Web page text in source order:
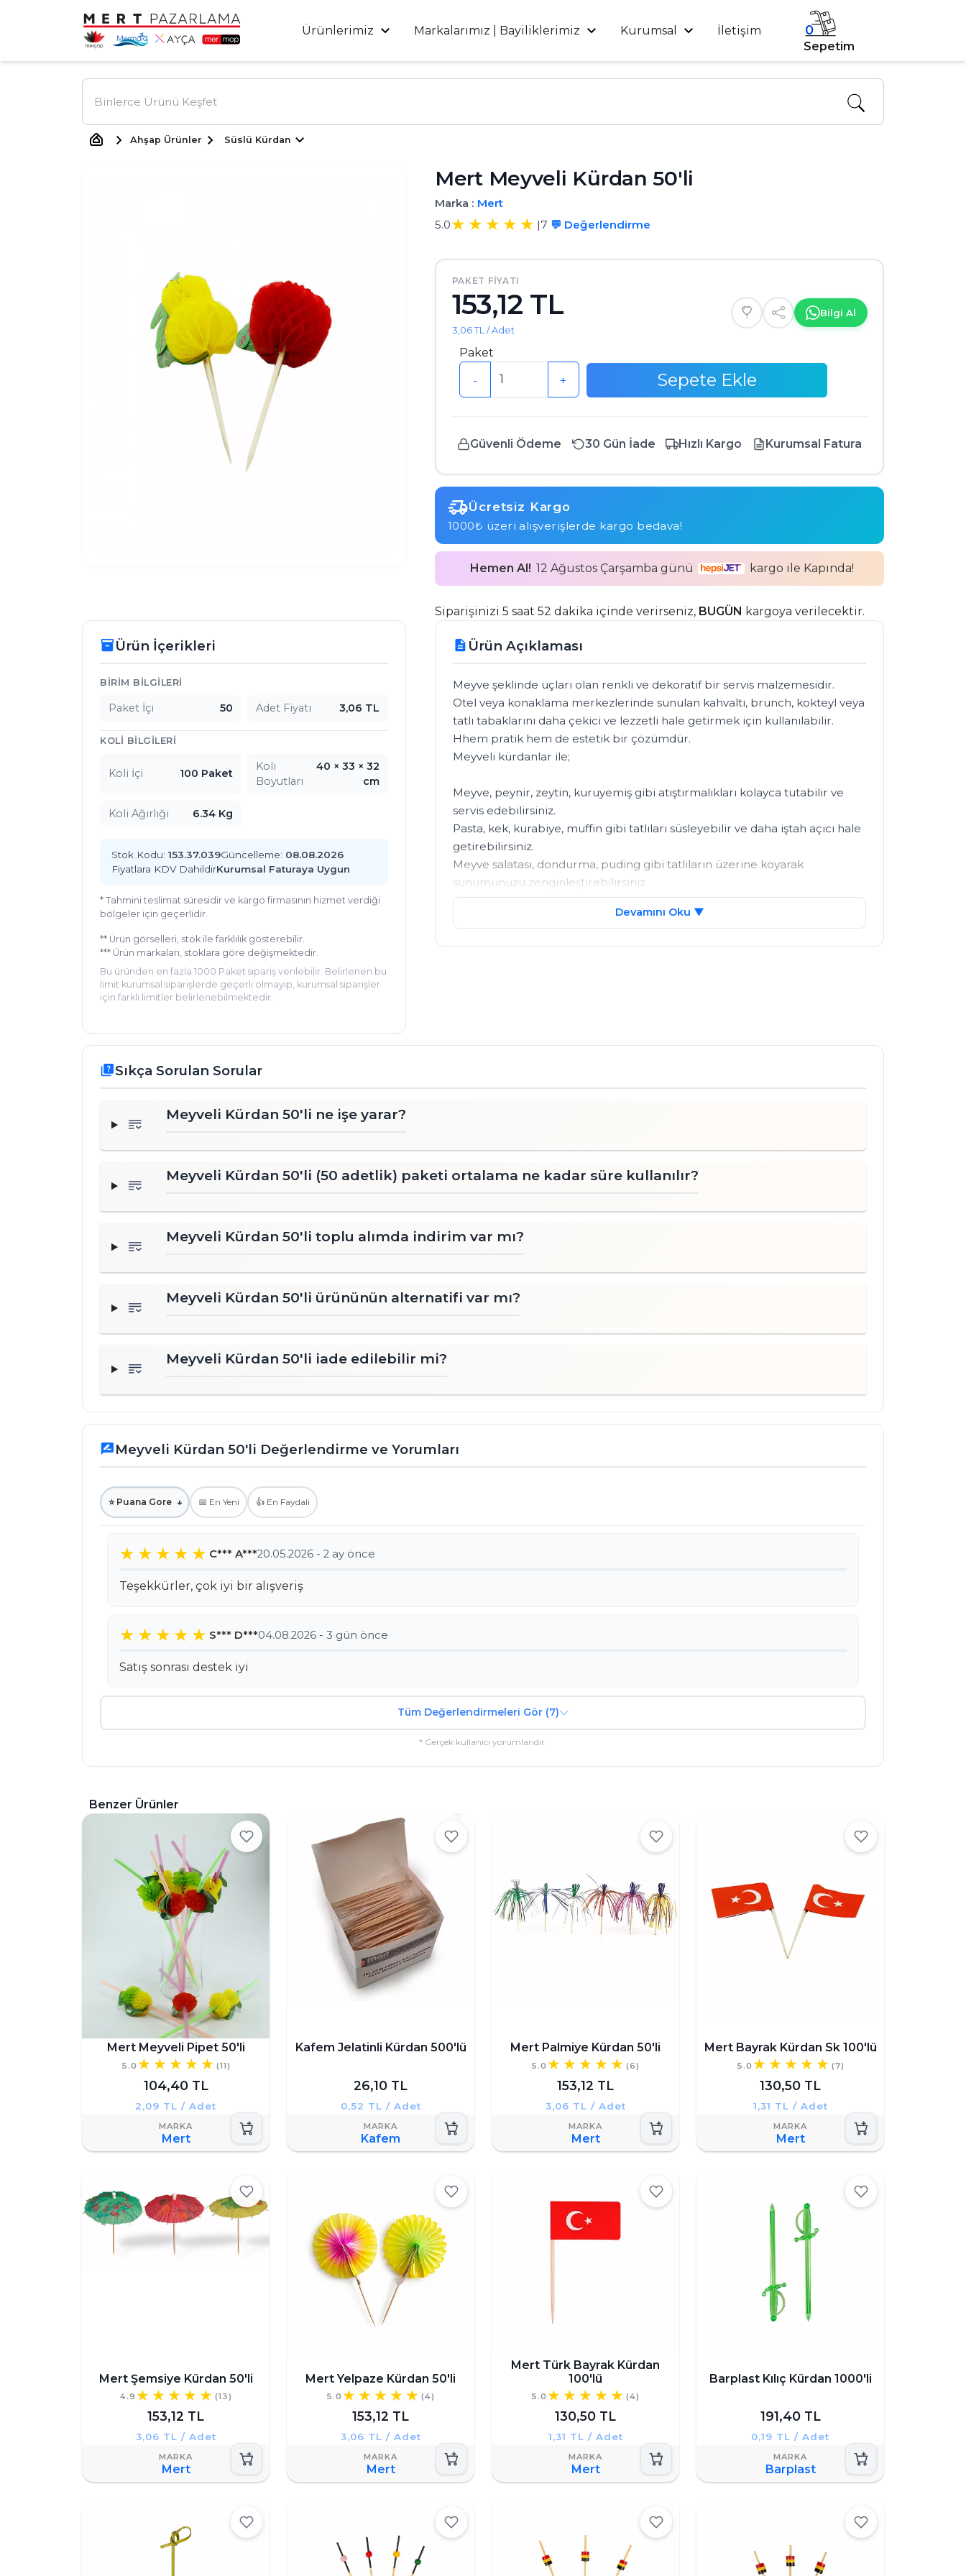
Ürünlerimiz Markalarımız | Bayiliklerimiz Kurumsal İletişim 0
Sepetim
Ahşap Ürünler Süslü Kürdan
Mert Meyveli Kürdan 50'li
Marka : Mert
5.0
|7 💬 Değerlendirme
PAKET FIYATI
153,12 TL
3,06 TL / Adet
Bilgi Al
Paket
- + Sepete Ekle
Güvenli Ödeme 30 Gün İade Hızlı Kargo Kurumsal Fatura
Ücretsiz Kargo
1000₺ üzeri alışverişlerde kargo bedava!
Hemen Al! 12 Ağustos Çarşamba günü kargo ile Kapında!
Siparişinizi 5 saat 52 dakika içinde verirseniz, BUGÜN kargoya verilecektir.
description Ürün Açıklaması
Meyve şeklinde uçları olan renkli ve dekoratif bir servis malzemesidir.
Otel veya konaklama merkezlerinde sunulan kahvaltı, brunch, kokteyl veya
tatlı tabaklarını daha çekici ve lezzetli hale getirmek için kullanılabilir.
Hhem pratik hem de estetik bir çözümdür.
Meyveli kürdanlar ile;
Meyve, peynir, zeytin, kuruyemiş gibi atıştırmalıkları kolayca tutabilir ve
servis edebilirsiniz.
Pasta, kek, kurabiye, muffin gibi tatlıları süsleyebilir ve daha iştah açıcı hale
getirebilirsiniz.
Meyve salatası, dondurma, puding gibi tatlıların üzerine koyarak
sunumunuzu zenginleştirebilirsiniz.
Kahve, çay, sıcak çikolata, milkshake gibi içeceklerin yanına koyarak tatlı bir
için ideal bir seçimdir.
Devamını Oku ▼
inventory_2Ürün İçerikleri
Ürün İçerikleri
BIRIM BILGILERI
Paket İçi 50 Adet Fiyatı 3,06 TL
KOLI BILGILERI
Koli İçi 100 Paket
Koli
Boyutları
40 × 33 × 32
cm
Koli Ağırlığı 6.34 Kg
Stok Kodu: 153.37.039Güncelleme: 08.08.2026
Fiyatlara KDV DahildirKurumsal Faturaya Uygun
* Tahmini teslimat süresidir ve kargo firmasının hizmet verdiği
bölgeler için geçerlidir.
** Ürün görselleri, stok ile farklılık gösterebilir.
*** Ürün markaları, stoklara göre değişmektedir.
Bu üründen en fazla 1000 Paket sipariş verilebilir. Belirlenen bu
limit kurumsal siparişlerde geçerli olmayıp, kurumsal siparişler
için farklı limitler belirlenebilmektedir.
quizSıkça Sorulan Sorular
Meyveli Kürdan 50'li ne işe yarar?
Meyveli Kürdan 50'li (50 adetlik) paketi ortalama ne kadar süre kullanılır?
Meyveli Kürdan 50'li toplu alımda indirim var mı?
Meyveli Kürdan 50'li ürününün alternatifi var mı?
Meyveli Kürdan 50'li iade edilebilir mi?
rate_reviewMeyveli Kürdan 50'li Değerlendirme ve Yorumları
⭐ Puana Gore ↓ 📅 En Yeni 👍 En Faydali
C*** A***20.05.2026 - 2 ay önce
Teşekkürler, çok iyi bir alışveriş
S*** D***04.08.2026 - 3 gün önce
Satış sonrası destek iyi
Tüm Değerlendirmeleri Gör (7)
* Gerçek kullanıcı yorumlarıdır.
Benzer Ürünler
Mert Meyveli Pipet 50'li
5.0 (11)
104,40 TL
2,09 TL / Adet
Mert
Kafem Jelatinli Kürdan 500'lü
26,10 TL
0,52 TL / Adet
Kafem
Mert Palmiye Kürdan 50'li
5.0 (6)
153,12 TL
3,06 TL / Adet
Mert
Mert Bayrak Kürdan Sk 100'lü
5.0 (7)
130,50 TL
1,31 TL / Adet
Mert
Mert Şemsiye Kürdan 50'li
4.9 (13)
153,12 TL
3,06 TL / Adet
Mert
Mert Yelpaze Kürdan 50'li
5.0 (4)
153,12 TL
3,06 TL / Adet
Mert
Mert Türk Bayrak Kürdan
100'lü
5.0 (4)
130,50 TL
1,31 TL / Adet
Mert
Barplast Kılıç Kürdan 1000'li
191,40 TL
0,19 TL / Adet
Barplast